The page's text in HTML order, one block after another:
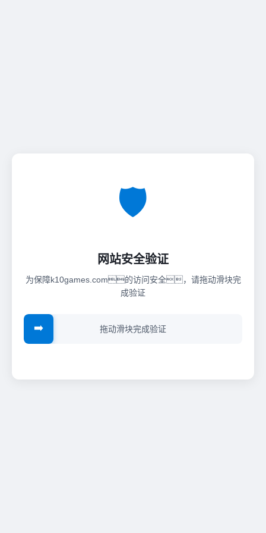
🛡️
网站安全验证
为保障k10games.com的访问安全，请拖动滑块完
成验证
拖动滑块完成验证
➡️